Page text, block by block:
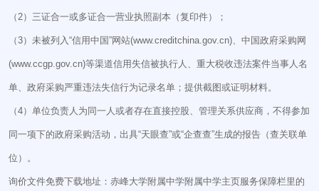
（2）三证合一或多证合一营业执照副本（复印件）；
（3）未被列入“信用中国”网站(www.creditchina.gov.cn)、中国政府采购网
(www.ccgp.gov.cn)等渠道信用失信被执行人、重大税收违法案件当事人名
单、政府采购严重违法失信行为记录名单；提供截图或证明材料。
（4）单位负责人为同一人或者存在直接控股、管理关系供应商，不得参加
同一项下的政府采购活动，出具“天眼查”或“企查查”生成的报告（查关联单
位）。
询价文件免费下载地址：赤峰大学附属中学附属中学主页服务保障栏里的